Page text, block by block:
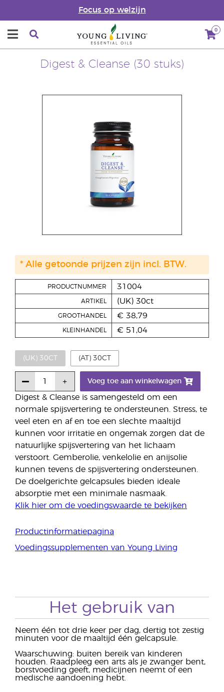
Focus op welzijn
0
Digest & Cleanse (30 stuks)
Digest & Cleanse is samengesteld om een
normale spijsvertering te ondersteunen. Stress, te
veel eten en af en toe een slechte maaltijd
kunnen voor irritatie en ongemak zorgen dat de
natuurlijke spijsvertering van het lichaam
verstoort. Gemberolie, venkelolie en anijsolie
kunnen tevens de spijsvertering ondersteunen.
De doelgerichte gelcapsules bieden ideale
absorptie met een minimale nasmaak.
Klik hier om de voedingswaarde te bekijken
Productinformatiepagina
Voedingssupplementen van Young Living
PRODUCTNUMMER 31004
ARTIKEL (UK) 30ct
GROOTHANDEL € 38,79
KLEINHANDEL € 51,04
(UK) 30CT (AT) 30CT
Voeg toe aan winkelwagen
* Alle getoonde prijzen zijn incl. BTW.
Het gebruik van
Neem één tot drie keer per dag, dertig tot zestig
minuten voor de maaltijd één gelcapsule.
Waarschuwing: buiten bereik van kinderen
houden. Raadpleeg een arts als je zwanger bent,
borstvoeding geeft, medicijnen neemt of een
medische aandoening hebt.